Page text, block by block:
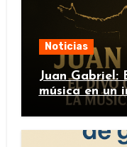
Noticias
Juan Gabriel:
música en un